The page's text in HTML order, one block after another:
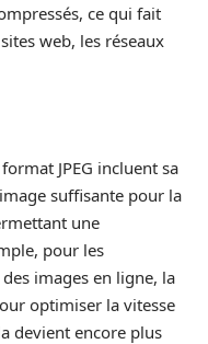
ce qui fait
web, les réseaux
JPEG incluent sa
suffisante pour la
une
pour les
images en ligne, la
optimiser la vitesse
devient encore plus